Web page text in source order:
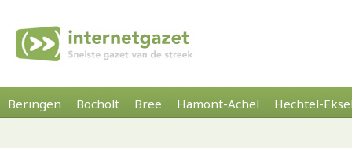
Beringen Bocholt Bree Hamont-Achel Hechtel-